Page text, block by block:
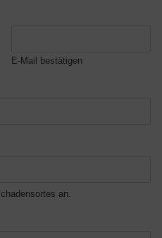
E-Mail bestätigen
an.